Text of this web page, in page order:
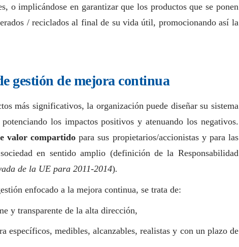
o implicándose en garantizar que los productos que se ponen
/ reciclados al final de su vida útil, promocionando así la
gestión de mejora continua
más significativos, la organización puede diseñar su sistema
los impactos positivos y atenuando los negativos.
valor compartido para sus propietarios/accionistas y para las
en sentido amplio (definición de la Responsabilidad
de la UE para 2011-2014).
enfocado a la mejora continua, se trata de:
y transparente de la alta dirección,
específicos, medibles, alcanzables, realistas y con un plazo de